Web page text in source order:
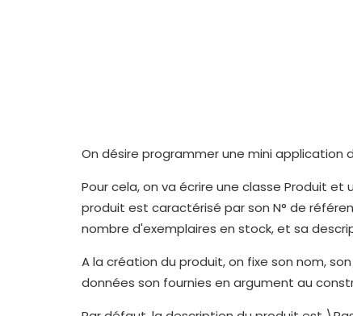
On désire programmer une mini
Pour cela, on va écrire une classe Produit
produit est caractérisé par son N° de
nombre d'exemplaires en stock, et sa
A la création du produit, on fixe son nom,
données son fournies en argument au